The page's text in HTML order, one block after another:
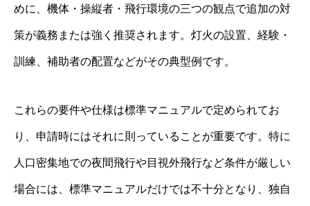
めに、機体・操縦者・飛行環境の三つの観点で追加の対
策が義務または強く推奨されます。灯火の設置、経験・
訓練、補助者の配置などがその典型例です。
これらの要件や仕様は標準マニュアルで定められてお
り、申請時にはそれに則っていることが重要です。特に
人口密集地での夜間飛行や目視外飛行など条件が厳しい
場合には、標準マニュアルだけでは不十分となり、独自